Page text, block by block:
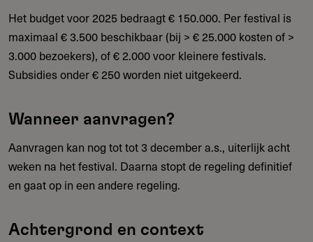
Het budget voor 2025 bedraagt € 150.000. Per festival is
maximaal € 3.500 beschikbaar (bij > € 25.000 kosten of >
3.000 bezoekers), of € 2.000 voor kleinere festivals.
Subsidies onder € 250 worden niet uitgekeerd.
Wanneer aanvragen?
Aanvragen kan nog tot tot 3 december a.s., uiterlijk acht
weken na het festival. Daarna stopt de regeling definitief
en gaat op in een andere regeling.
Achtergrond en context